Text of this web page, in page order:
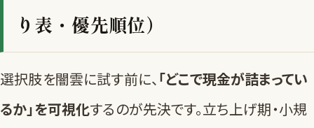
り表・優先順位）
選択肢を闇雲に試す前に、「どこで現金が詰まってい
るか」を可視化するのが先決です。立ち上げ期・小規